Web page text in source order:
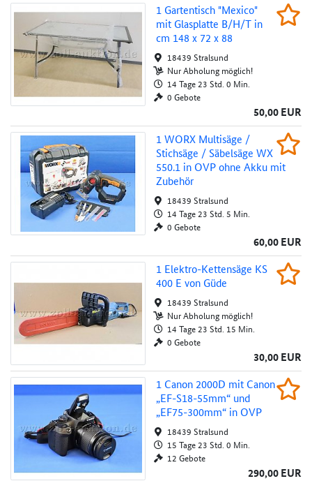
1 Gartentisch "Mexico" mit Glasplatte B/H/
1 Gartentisch "Mexico"
mit Glasplatte B/H/T in
cm 148 x 72 x 88
18439 Stralsund
Nur Abholung möglich!
14 Tage 23 Std. 0 Min.
0 Gebote
50,00 EUR
1 WORX Multisäge / Stichsäge /
1 WORX Multisäge /
Stichsäge / Säbelsäge WX
550.1 in OVP ohne Akku mit
Zubehör
18439 Stralsund
14 Tage 23 Std. 5 Min.
0 Gebote
60,00 EUR
1 Elektro-Kettensäge KS 400 E von Güde
1 Elektro-Kett­ensäge KS
400 E von Güde
18439 Stralsund
Nur Abholung möglich!
14 Tage 23 Std. 15 Min.
0 Gebote
30,00 EUR
1 Canon 2000D mit Canon „EF-S18-
1 Canon 2000D mit Canon
„EF-S18-55mm­“ und
„EF75-300mm“ in OVP
18439 Stralsund
15 Tage 23 Std. 0 Min.
12 Gebote
290,00 EUR